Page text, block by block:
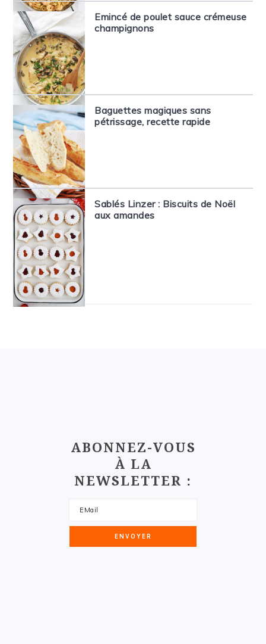
Emincé de poulet sauce crémeuse
champignons
Baguettes magiques sans
pétrissage, recette rapide
Sablés Linzer : Biscuits de Noël
aux amandes
ABONNEZ-VOUS
À LA
NEWSLETTER :